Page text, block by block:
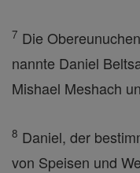
7 Die
nannte Daniel
Mishael Meshach
8 Daniel, der
von Speisen und